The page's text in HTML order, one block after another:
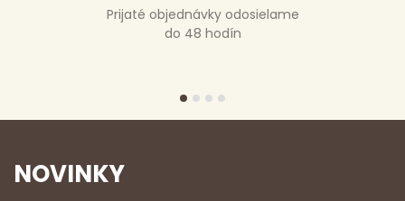
Prijaté objednávky odosielame
do 48 hodín
NOVINKY